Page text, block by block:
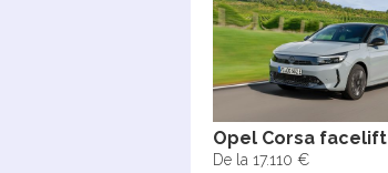
Opel Corsa facelift
De la 17.110 €